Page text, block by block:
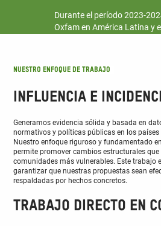
Durante el período 2023-
Oxfam en América Latina y
Nuestro enfoque de trabajo
Influencia E
Generamos evidencia sólida y basada en
normativos y políticas públicas en los
Nuestro enfoque riguroso y fundamentado
permite promover cambios estructurales
comunidades más vulnerables. Este trabajo
garantizar que nuestras propuestas sean
respaldadas por hechos concretos.
Trabajo directo en